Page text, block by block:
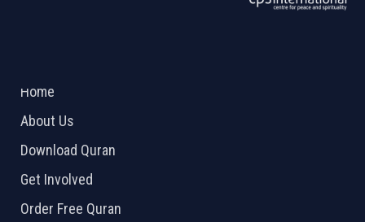
Home
About Us
Download Quran
Get Involved
Order Free Quran